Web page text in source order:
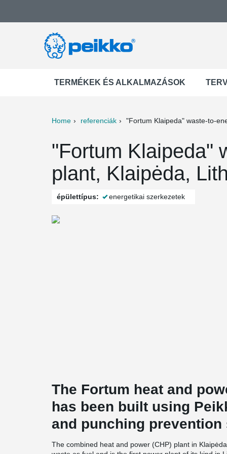
TERMÉKEK ÉS ALKALMAZÁSOK
Home referenciák "Fortum Klaipeda" waste-to-
"Fortum Klaipeda"
plant, Klaipėda,
épülettípus: energetikai szerkezetek
The Fortum heat and
has been built using
and punching prevention
The combined heat and power (CHP) plant in